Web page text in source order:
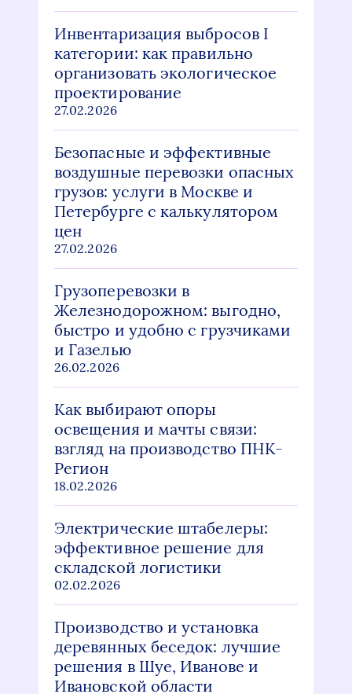
Инвентаризация выбросов I
категории: как правильно
организовать экологическое
проектирование
27.02.2026
Безопасные и эффективные
воздушные перевозки опасных
грузов: услуги в Москве и
Петербурге с калькулятором
цен
27.02.2026
Грузоперевозки в
Железнодорожном: выгодно,
быстро и удобно с грузчиками
и Газелью
26.02.2026
Как выбирают опоры
освещения и мачты связи:
взгляд на производство ПНК-
Регион
18.02.2026
Электрические штабелеры:
эффективное решение для
складской логистики
02.02.2026
Производство и установка
деревянных беседок: лучшие
решения в Шуе, Иванове и
Ивановской области